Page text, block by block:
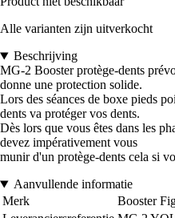
Alle varianten zijn uitverkocht
Beschrijving
MG-2 Booster protège-dents
donne une protection solide.
Lors des séances de boxe pieds
dents va protéger vos dents.
Dès lors que vous êtes dans les
devez impérativement vous
munir d'un protège-dents cela si
Aanvullende informatie
Merk
Booster